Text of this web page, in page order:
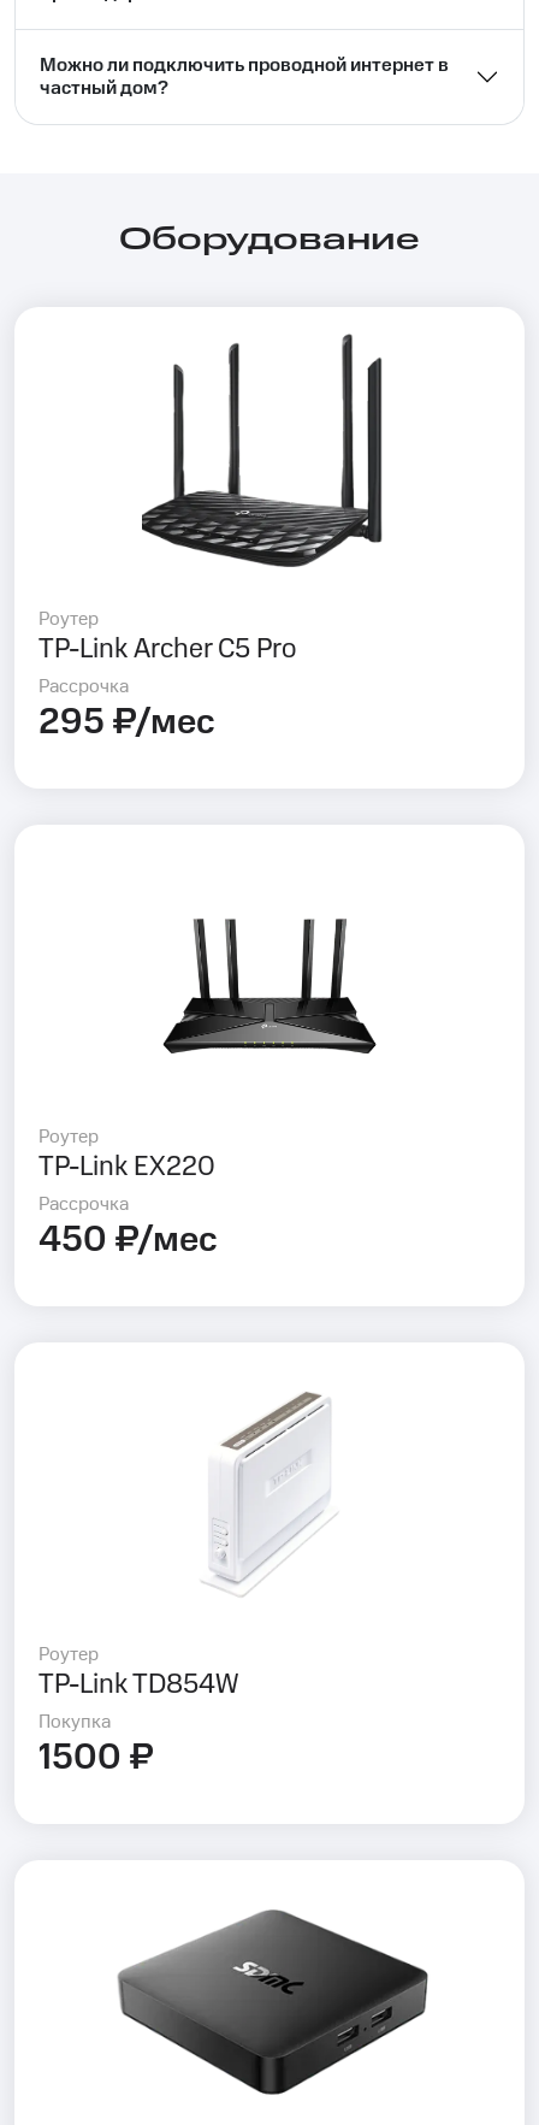
Можно ли подключить проводной интернет в
частный дом?⁣⁣
Оборудование
Роутер
TP-Link Archer C5 Pro
Рассрочка
295 ₽/мес
Роутер
TP-Link EX220
Рассрочка
450 ₽/мес
Роутер
TP-Link TD854W
Покупка
1500 ₽